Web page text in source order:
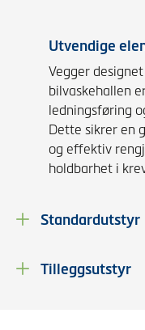
Utvendige
Vegger
bilvaskehallen
ledningsføring
Dette sikrer en
og effektiv
holdbarhet i
Standardutstyr
Tilleggsutstyr